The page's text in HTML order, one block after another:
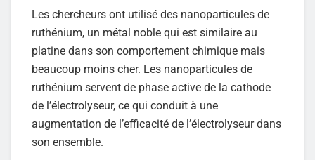
Les chercheurs ont utilisé des nanoparticules de
ruthénium, un métal noble qui est similaire au
platine dans son comportement chimique mais
beaucoup moins cher. Les nanoparticules de
ruthénium servent de phase active de la cathode
de l’électrolyseur, ce qui conduit à une
augmentation de l’efficacité de l’électrolyseur dans
son ensemble.